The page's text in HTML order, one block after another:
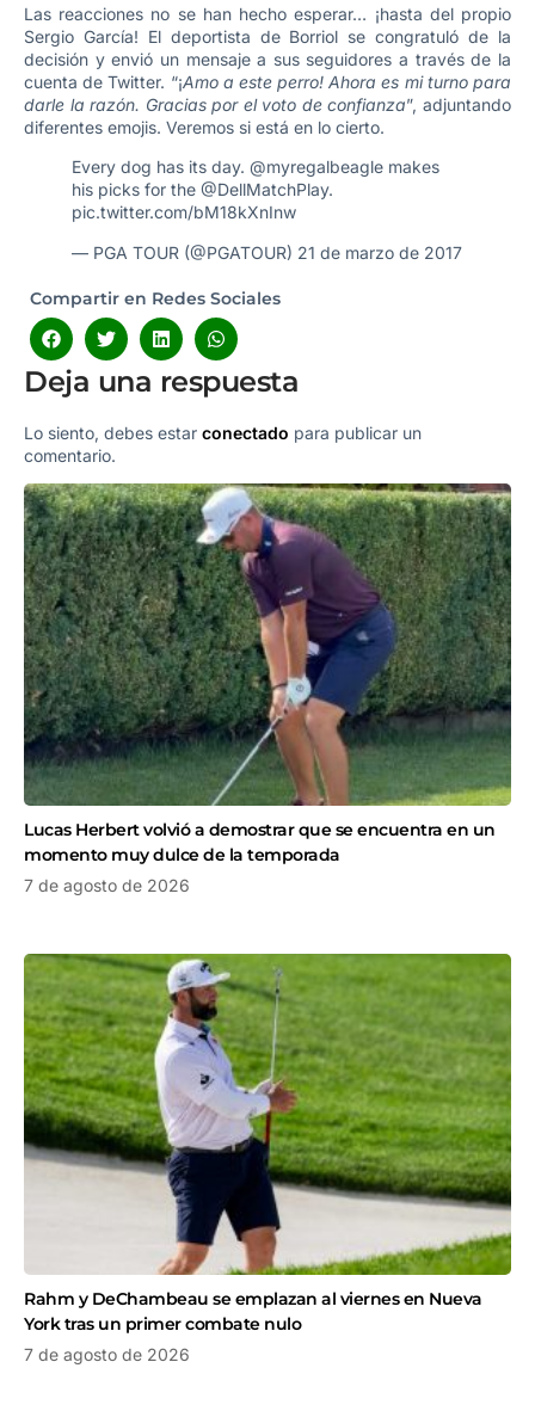
Las reacciones no se han hecho esperar… ¡hasta del propio
Sergio García! El deportista de Borriol se congratuló de la
decisión y envió un mensaje a sus seguidores a través de la
cuenta de Twitter. “¡Amo a este perro! Ahora es mi turno para
darle la razón. Gracias por el voto de confianza”, adjuntando
diferentes emojis. Veremos si está en lo cierto.
Every dog has its day. @myregalbeagle makes
his picks for the @DellMatchPlay.
pic.twitter.com/bM18kXnInw
— PGA TOUR (@PGATOUR) 21 de marzo de 2017
Compartir en Redes Sociales
Deja una respuesta
Lo siento, debes estar conectado para publicar un
comentario.
Lucas Herbert volvió a demostrar que se encuentra en un
momento muy dulce de la temporada
7 de agosto de 2026
Rahm y DeChambeau se emplazan al viernes en Nueva
York tras un primer combate nulo
7 de agosto de 2026